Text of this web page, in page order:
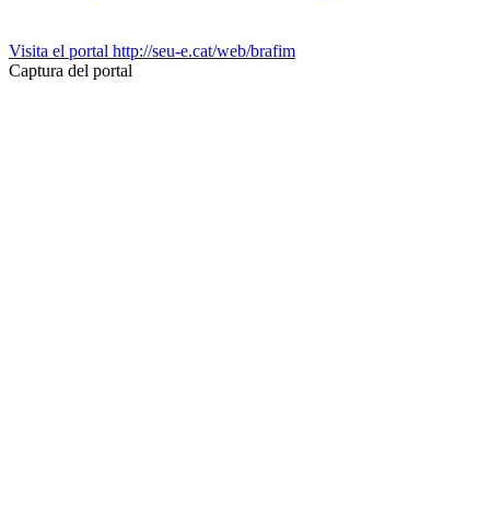
Visita el portal http://seu-e.cat/web/brafim
Captura del portal